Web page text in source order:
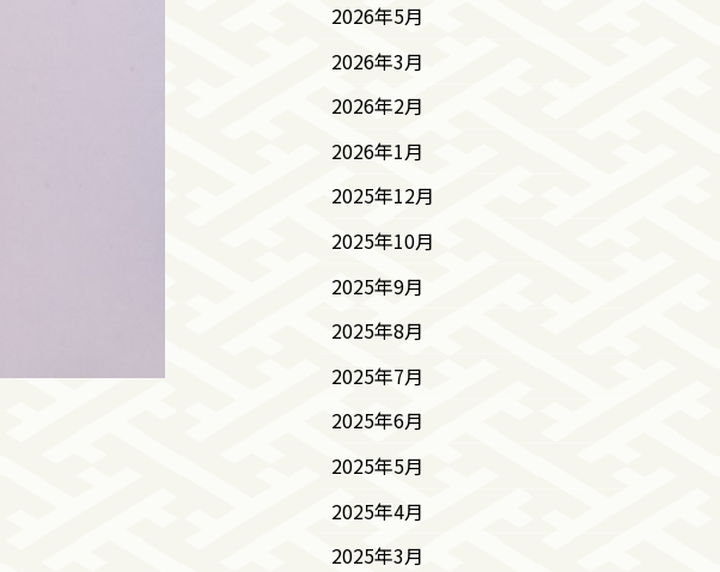
2026年5月
2026年3月
2026年2月
2026年1月
2025年12月
2025年10月
2025年9月
2025年8月
2025年7月
2025年6月
2025年5月
2025年4月
2025年3月